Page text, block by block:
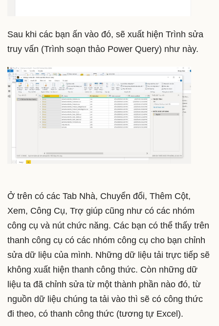
Sau khi các bạn ấn vào đó, sẽ xuất hiện Trình sửa
truy vấn (Trình soạn thảo Power Query) như này.
Ở trên có các Tab Nhà, Chuyển đổi, Thêm Cột,
Xem, Công Cụ, Trợ giúp cũng như có các nhóm
công cụ và nút chức năng. Các bạn có thể thấy trên
thanh công cụ có các nhóm công cụ cho bạn chỉnh
sửa dữ liệu của mình. Những dữ liệu tải trực tiếp sẽ
không xuất hiện thanh công thức. Còn những dữ
liệu ta đã chỉnh sửa từ một thành phần nào đó, từ
nguồn dữ liệu chúng ta tải vào thì sẽ có công thức
đi theo, có thanh công thức (tương tự Excel).